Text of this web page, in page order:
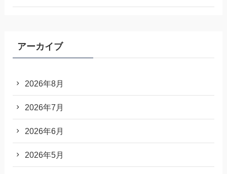
アーカイブ
2026年8月
2026年7月
2026年6月
2026年5月